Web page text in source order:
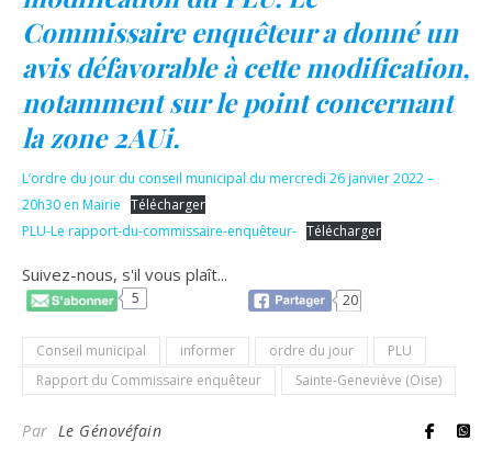
Commissaire enquêteur a donné un
avis défavorable à cette modification,
notamment sur le point concernant
la zone 2AUi.
L’ordre du jour du conseil municipal du mercredi 26 janvier 2022 –
20h30 en Mairie Télécharger
PLU-Le rapport-du-commissaire-enquêteur- Télécharger
Suivez-nous, s'il vous plaît...
5 20
Conseil municipal informer ordre du jour
PLU
Rapport du Commissaire enquêteur
Sainte-Geneviève (Oise)
Par Le Génovéfain